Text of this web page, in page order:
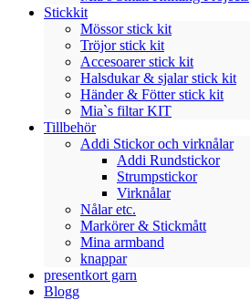
Stickkit
Mössor stick kit
Tröjor stick kit
Accesoarer stick kit
Halsdukar & sjalar stick kit
Händer & Fötter stick kit
Mia`s filtar KIT
Tillbehör
Addi Stickor och virknålar
Addi Rundstickor
Strumpstickor
Virknålar
Nålar etc.
Markörer & Stickmått
Mina armband
knappar
presentkort garn
Blogg